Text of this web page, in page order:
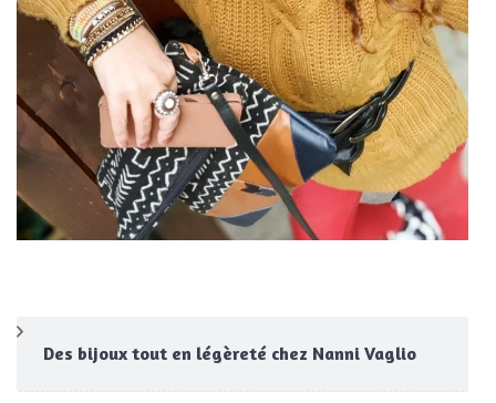
Des bijoux tout en légèreté chez Nanni Vaglio